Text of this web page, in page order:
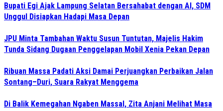
Bupati Egi Ajak Lampung Selatan Bersahabat dengan AI, SDM
Unggul Disiapkan Hadapi Masa Depan
JPU Minta Tambahan Waktu Susun Tuntutan, Majelis Hakim
Tunda Sidang Dugaan Penggelapan Mobil Xenia Pekan Depan
Ribuan Massa Padati Aksi Damai Perjuangkan Perbaikan Jalan
Sontang–Duri, Suara Rakyat Menggema
Di Balik Kemegahan Ngaben Massal, Zita Anjani Melihat Masa